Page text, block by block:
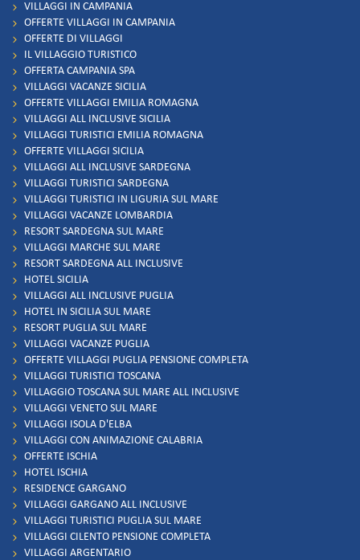
VILLAGGI IN CAMPANIA
OFFERTE VILLAGGI IN CAMPANIA
OFFERTE DI VILLAGGI
IL VILLAGGIO TURISTICO
OFFERTA CAMPANIA SPA
VILLAGGI VACANZE SICILIA
OFFERTE VILLAGGI EMILIA ROMAGNA
VILLAGGI ALL INCLUSIVE SICILIA
VILLAGGI TURISTICI EMILIA ROMAGNA
OFFERTE VILLAGGI SICILIA
VILLAGGI ALL INCLUSIVE SARDEGNA
VILLAGGI TURISTICI SARDEGNA
VILLAGGI TURISTICI IN LIGURIA SUL MARE
VILLAGGI VACANZE LOMBARDIA
RESORT SARDEGNA SUL MARE
VILLAGGI MARCHE SUL MARE
RESORT SARDEGNA ALL INCLUSIVE
HOTEL SICILIA
VILLAGGI ALL INCLUSIVE PUGLIA
HOTEL IN SICILIA SUL MARE
RESORT PUGLIA SUL MARE
VILLAGGI VACANZE PUGLIA
OFFERTE VILLAGGI PUGLIA PENSIONE COMPLETA
VILLAGGI TURISTICI TOSCANA
VILLAGGIO TOSCANA SUL MARE ALL INCLUSIVE
VILLAGGI VENETO SUL MARE
VILLAGGI ISOLA D'ELBA
VILLAGGI CON ANIMAZIONE CALABRIA
OFFERTE ISCHIA
HOTEL ISCHIA
RESIDENCE GARGANO
VILLAGGI GARGANO ALL INCLUSIVE
VILLAGGI TURISTICI PUGLIA SUL MARE
VILLAGGI CILENTO PENSIONE COMPLETA
VILLAGGI ARGENTARIO